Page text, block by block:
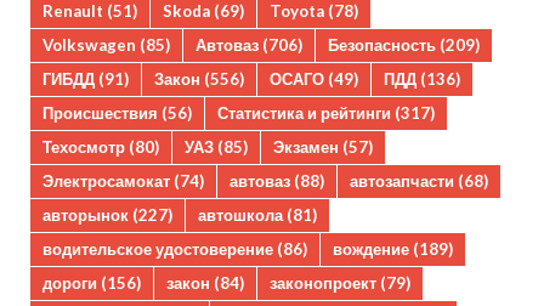
Renault (51) Skoda (69) Toyota (78)
Volkswagen (85) Автоваз (706) Безопасность (209)
ГИБДД (91) Закон (556) ОСАГО (49) ПДД (136)
Происшествия (56) Статистика и рейтинги (317)
Техосмотр (80) УАЗ (85) Экзамен (57)
Электросамокат (74) автоваз (88) автозапчасти (68)
авторынок (227) автошкола(81)
водительское удостоверение (86) вождение (189)
дороги (156) закон (84) законопроект (79)